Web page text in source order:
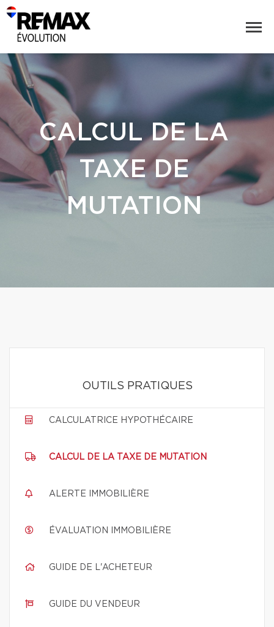
CALCUL DE LA
TAXE DE
MUTATION
OUTILS PRATIQUES
CALCULATRICE HYPOTHÉCAIRE
CALCUL DE LA TAXE DE MUTATION
ALERTE IMMOBILIÈRE
ÉVALUATION IMMOBILIÈRE
GUIDE DE L'ACHETEUR
GUIDE DU VENDEUR